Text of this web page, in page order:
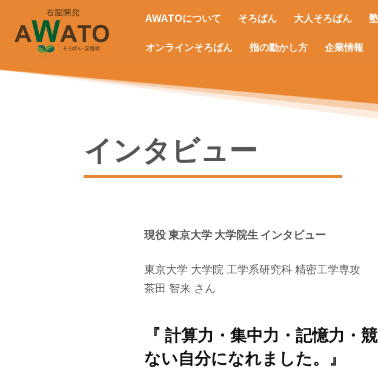
AWATOについて そろばん 大人そろばん
オンラインそろばん 指の動かし方 企業情報
インタビュー
現役 東京大学 大学院生 インタビュー
東京大学 大学院 工学系研究科 精密工学専攻
茶田 智来 さん
『 計算力・集中力・記憶力・
ない自分になれました。』